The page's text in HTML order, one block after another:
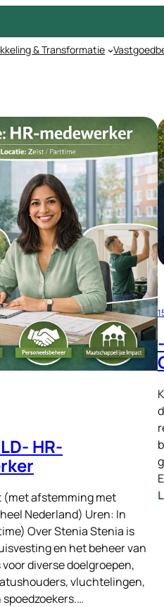
& Transformatie
HR-
(met afstemming met
Nederland) Uren: In
Over Stenia Stenia is
en het beheer van
diverse doelgroepen,
vluchtelingen,